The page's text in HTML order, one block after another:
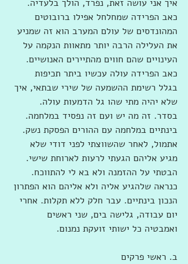
איך אני עושה זאת, נפרד, הולך בלעדיה.
כאב הפרידה שמחלחל אפילו ברובוטים
המהונדסים של עולם המערב הוא זה שמניע
את העלילה הרבה יותר מתאוות הנקמה על
העינויים שהם חווים מהתיירים האנושיים.
כאב הפרידה עולה עכשיו ביתר תכיפות
בגלל רשימת ההשמעה של שירי שבתאי, איך
שלא יהיה מתי שהו גל הדמעות עולה.
בסדר. זה מה יש ועם זה נפסיד במלחמה.
בינתיים במלחמה עם ההורים הפסקת נשק.
אתמול, לאחר שהשווצתי לפני דודי שלא
מגיע אליהם הגעתי לרעות לארוחת שישי.
הבטתי על ההזמנה ולא בא לי להתווכח.
כנראה שלהגיע אליה ולא אליהם הוא הפתרון
הנכון בינתיים. עבר חלק ללא תקלות. אחרי
יום עבודה, גלישה בים, שני ראשים
ואמבטיה כל ישותי זועקת נמנום.
ב. ראשי פרקים